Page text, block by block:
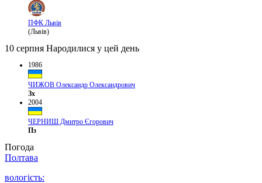
ПФК Львів
(Львів)
10 серпня Народилися у цей день
1986
ЧИЖОВ Олександр Олександрович
Зх
2004
ЧЕРНИШ Дмитро Єгорович
Пз
Погода
Полтава
вологість: